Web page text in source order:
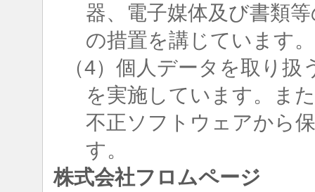
器、電子媒体及び書類
の措置を講じています。
（4）個人データを取り
を実施しています。ま
不正ソフトウェアから
す。
株式会社フロムページ